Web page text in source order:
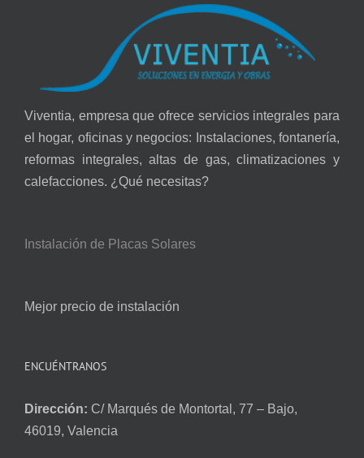
Viventia, empresa que ofrece servicios integrales para
el hogar, oficinas y negocios: Instalaciones, fontanería,
reformas integrales, altas de gas, climatizaciones y
calefacciones. ¿Qué necesitas?
Instalación de Placas Solares
Mejor precio de instalación
ENCUÉNTRANOS
Dirección: C/ Marqués de Montortal, 77 – Bajo,
46019, Valencia